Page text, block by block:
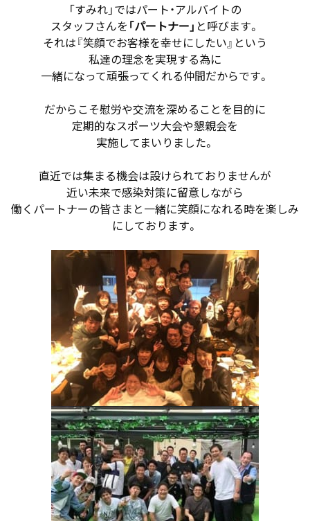
「すみれ」ではパート・アルバイトの
スタッフさんを 「パートナー」 と呼びます。
それは『笑顔でお客様を幸せにしたい』という
私達の理念を実現する為に
一緒になって頑張ってくれる仲間だからです。
だからこそ慰労や交流を深めることを目的に
定期的なスポーツ大会や懇親会を
実施してまいりました。
直近では集まる機会は設けられておりませんが
近い未来で感染対策に留意しながら
働くパートナーの皆さまと一緒に笑顔になれる時を楽しみ
にしております。